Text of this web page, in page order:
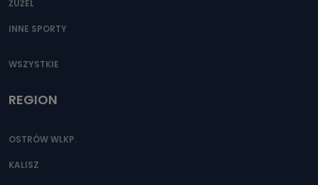
Można to zrobić pod numerem telefonu 62 735-51-05 lub
e-mailowo pod adresem: poczta@tvproart.pl
ŻUŻEL
INNE SPORTY
WSZYSTKIE
REGION
OSTRÓW WLKP.
KALISZ